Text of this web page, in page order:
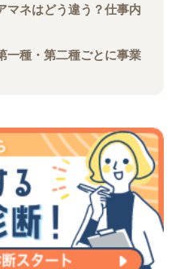
マネはどう違う？仕事内
一種・第二種ごとに事業